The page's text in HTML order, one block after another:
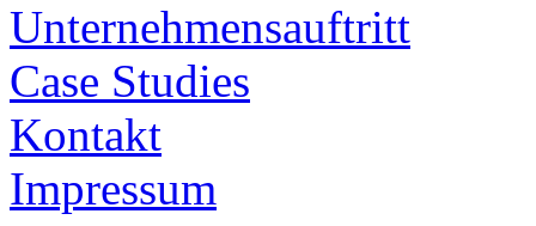
Unternehmensauftritt
Case Studies
Kontakt
Impressum